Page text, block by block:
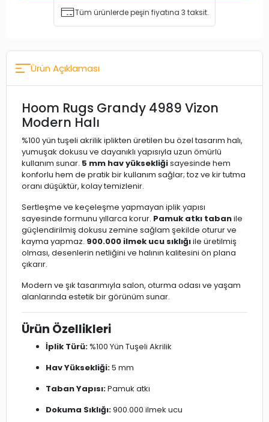
Tüm ürünlerde peşin fiyatına 3 taksit.
Ürün Açıklaması
Hoom Rugs Grandy 4989 Vizon
Modern Halı
%100 yün tuşeli akrilik iplikten üretilen bu özel tasarım halı,
yumuşak dokusu ve dayanıklı yapısıyla uzun ömürlü
kullanım sunar. 5 mm hav yüksekliğisayesinde hem
konforlu hem de pratik bir kullanım sağlar; toz ve kir tutma
oranı düşüktür, kolay temizlenir.
Sertleşme ve keçeleşme yapmayan iplik yapısı
sayesinde formunu yıllarca korur. Pamuk atkı tabanile
güçlendirilmiş dokusu zemine sağlam şekilde oturur ve
kayma yapmaz. 900.000 ilmek ucu sıklığıile üretilmiş
olması, desenlerin netliğini ve halının kalitesini ön plana
çıkarır.
Modern ve şık tasarımıyla salon, oturma odası ve yaşam
alanlarında estetik bir görünüm sunar.
Ürün Özellikleri
İplik Türü: %100 Yün Tuşeli Akrilik
Hav Yüksekliği:5 mm
Taban Yapısı:Pamuk atkı
Dokuma Sıklığı:900.000 ilmek ucu